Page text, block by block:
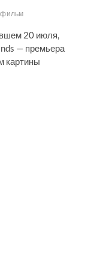
фильм
20 июля,
— премьера
картины